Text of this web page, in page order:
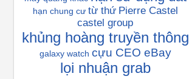
hạn chung cư từ thứ Pierre Castel
castel group
khủng hoàng truyền thông
galaxy watch cựu CEO eBay
lọi nhuận grab